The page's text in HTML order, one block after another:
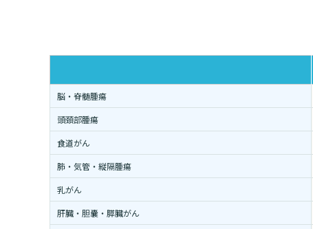
脳・脊髄腫瘍
頭頚部腫瘍
食道がん
肺・気管・縦隔腫瘍
乳がん
肝臓・胆嚢・膵臓がん